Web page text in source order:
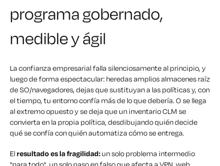
programa gobernado,
medible y ágil
La confianza empresarial falla silenciosamente al principio, y
luego de forma espectacular: heredas amplios almacenes raíz
de SO/navegadores, dejas que sustituyan a las políticas y, con
el tiempo, tu entorno confía más de lo que debería. O se llega
al extremo opuesto y se deja que un inventario CLM se
convierta en la propia política, desdibujando quién decide
quése confía con quién automatiza cómose entrega.
Elresultado es la fragilidad: un solo problema intermedio